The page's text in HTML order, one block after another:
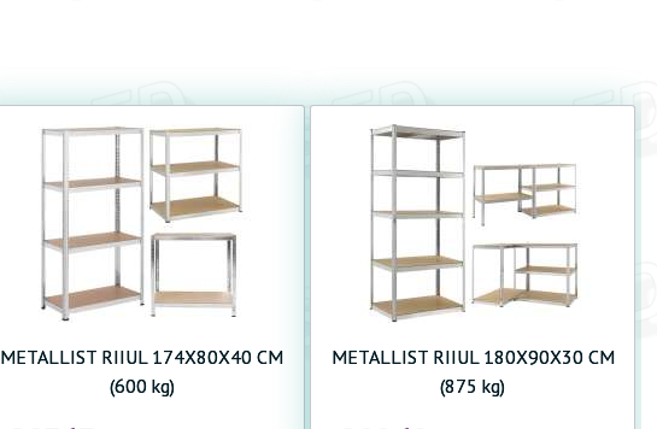
METALLIST RIIUL 174X80X40 CM
(600 kg)
METALLIST RIIUL 180X90X30 CM
(875 kg)